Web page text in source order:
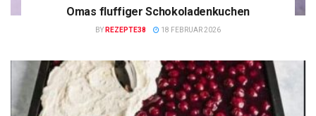
Omas fluffiger Schokoladenkuchen
BY REZEPTE38 18 FEBRUAR 2026